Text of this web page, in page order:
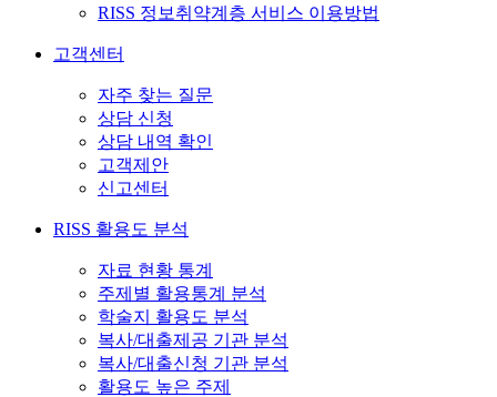
RISS 정보취약계층 서비스 이용방법
고객센터
자주 찾는 질문
상담 신청
상담 내역 확인
고객제안
신고센터
RISS 활용도 분석
자료 현황 통계
주제별 활용통계 분석
학술지 활용도 분석
복사/대출제공 기관 분석
복사/대출신청 기관 분석
활용도 높은 주제